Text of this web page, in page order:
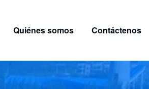
Quiénes somos Contáctenos